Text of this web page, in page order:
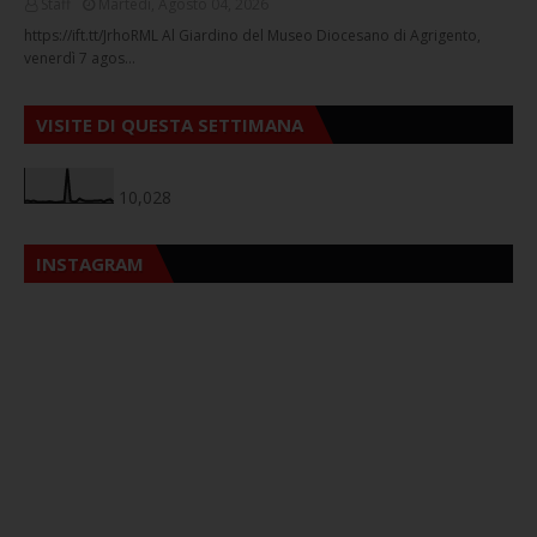
https://ift.tt/JrhoRML Al Giardino del Museo Diocesano di Agrigento,
venerdì 7 agos…
VISITE DI QUESTA SETTIMANA
10,028
INSTAGRAM